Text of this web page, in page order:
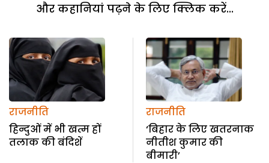
और कहानियां पढ़ने के लिए क्लिक करें...
राजनीति
हिन्दुओं में भी खत्म हों
तलाक की बंदिशें
राजनीति
‘बिहार के लिए खतरनाक
नीतीश कुमार की
बीमारी’